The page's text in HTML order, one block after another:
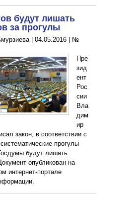
будут лишать
за прогулы
| 04.05.2016 №
Пре
зид
ент
Рос
сии
Вла
дим
ир
закон, в соответствии с
прогулы
будут лишать
опубликован на
интернет-портале